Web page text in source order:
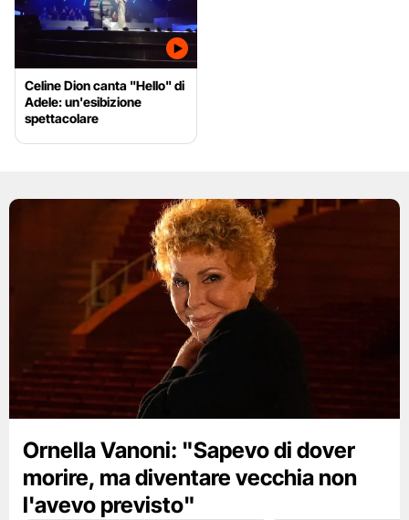
Celine Dion canta "Hello" di
Adele: un'esibizione
spettacolare
Ornella Vanoni: "Sapevo di dover
morire, ma diventare vecchia non
l'avevo previsto"